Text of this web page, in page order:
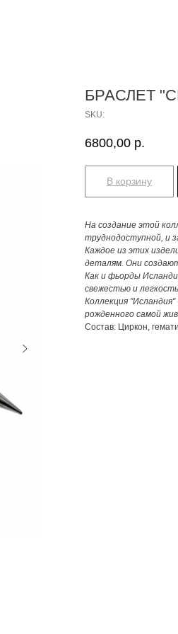
БРАСЛЕТ
SKU:
6800,00 р.
В корзину
На создание этой
труднодоступной, и
Каждое из этих
деталям. Они
Как и фьорды
свежестью и
Коллекция
рожденного самой
Состав: Циркон,